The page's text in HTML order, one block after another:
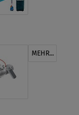
MEHR...